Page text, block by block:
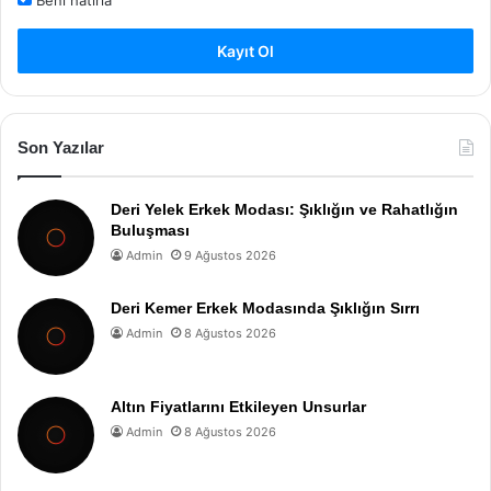
Kayıt Ol
Son Yazılar
Deri Yelek Erkek Modası: Şıklığın ve Rahatlığın
Buluşması
Admin 9 Ağustos 2026
Deri Kemer Erkek Modasında Şıklığın Sırrı
Admin 8 Ağustos 2026
Altın Fiyatlarını Etkileyen Unsurlar
Admin 8 Ağustos 2026